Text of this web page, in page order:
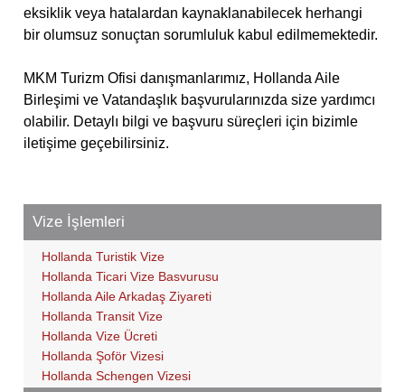
eksiklik veya hatalardan kaynaklanabilecek herhangi
bir olumsuz sonuçtan sorumluluk kabul edilmemektedir.
MKM Turizm Ofisi danışmanlarımız, Hollanda Aile
Birleşimi ve Vatandaşlık başvurularınızda size yardımcı
olabilir. Detaylı bilgi ve başvuru süreçleri için bizimle
iletişime geçebilirsiniz.
Vize İşlemleri
Hollanda Turistik Vize
Hollanda Ticari Vize Basvurusu
Hollanda Aile Arkadaş Ziyareti
Hollanda Transit Vize
Hollanda Vize Ücreti
Hollanda Şoför Vizesi
Hollanda Schengen Vizesi